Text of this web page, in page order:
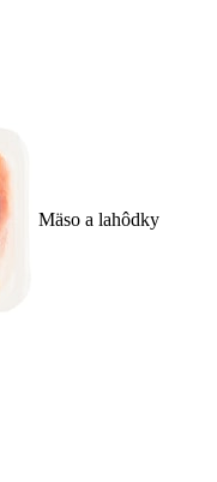
Mäso a lahôdky